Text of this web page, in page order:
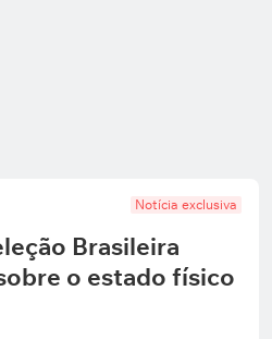
Notícia exclusiva
Brasileira
o estado físico